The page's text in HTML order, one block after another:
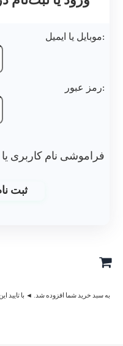
نام کاربری یا رمز
شما افزوده شد. ◄ با تایید این گزینه